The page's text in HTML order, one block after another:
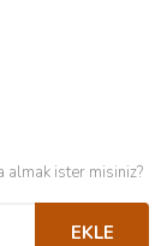
almak ister misiniz?
EKLE